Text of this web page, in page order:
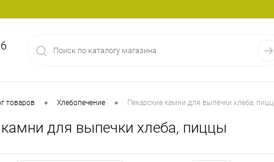
товаров • Хлебопечение • Пекарские камни для выпечки хлеба,
для выпечки хлеба, пиццы